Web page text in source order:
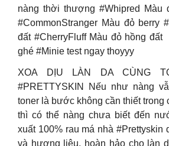
nàng thời thượng #Whipred Màu
#CommonStranger Màu đỏ berry
đất #CherryFluff Màu đỏ hồng đất
ghé #Minie test ngay thoyyy
XOA DỊU LÀN DA CÙNG
#PRETTYSKIN Nếu như nàng
toner là bước không cần thiết trong
thì có thể nàng chưa biết đến
xuất 100% rau má nhà #Prettyskin
và hương liệu, hoàn hảo cho làn